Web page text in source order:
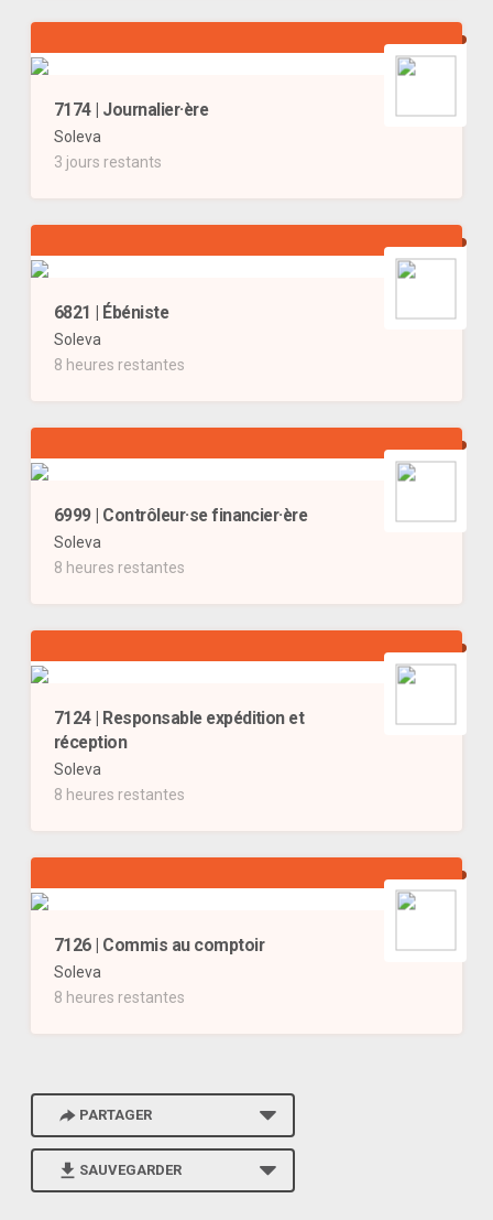
7174 | Journalier·ère
Soleva
3 jours restants
6821 | Ébéniste
Soleva
8 heures restantes
6999 | Contrôleur·se financier·ère
Soleva
8 heures restantes
7124 | Responsable expédition et
réception
Soleva
8 heures restantes
7126 | Commis au comptoir
Soleva
8 heures restantes
PARTAGER
SAUVEGARDER